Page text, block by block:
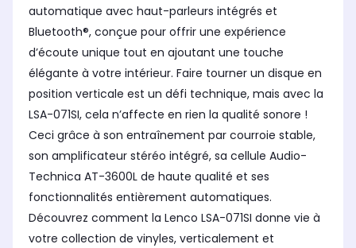
automatique avec haut-parleurs intégrés et
Bluetooth®, conçue pour offrir une expérience
d’écoute unique tout en ajoutant une touche
élégante à votre intérieur. Faire tourner un disque en
position verticale est un défi technique, mais avec la
LSA-071SI, cela n’affecte en rien la qualité sonore !
Ceci grâce à son entraînement par courroie stable,
son amplificateur stéréo intégré, sa cellule Audio-
Technica AT-3600L de haute qualité et ses
fonctionnalités entièrement automatiques.
Découvrez comment la Lenco LSA-071SI donne vie à
votre collection de vinyles, verticalement et